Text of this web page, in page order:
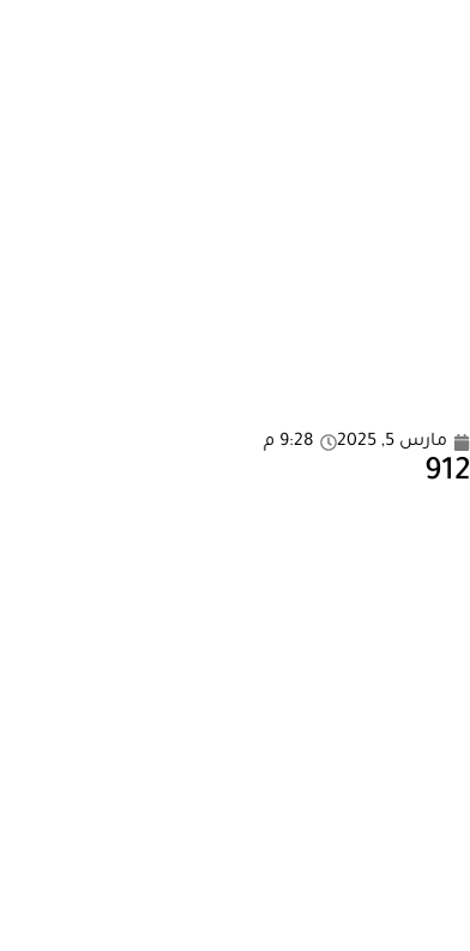
مارس 5, 2025 9:28 م
912